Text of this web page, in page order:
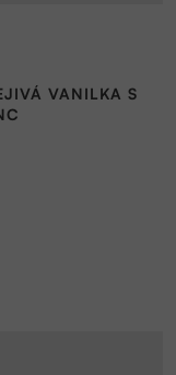
VANILKA S